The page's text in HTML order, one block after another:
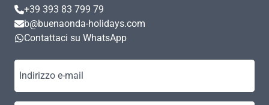
+39 393 83 799 79
b@buenaonda-holidays.com
Contattaci su WhatsApp
Indirizzo e-mail